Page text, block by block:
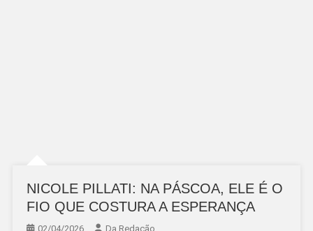
NICOLE PILLATI: NA PÁSCOA, ELE É O
FIO QUE COSTURA A ESPERANÇA
02/04/2026 Da Redação